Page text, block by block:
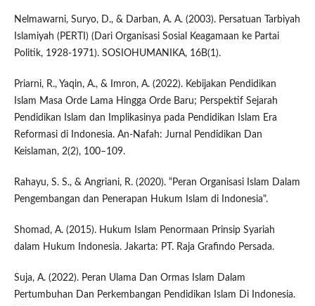
Nelmawarni, Suryo, D., & Darban, A. A. (2003). Persatuan Tarbiyah
Islamiyah (PERTI) (Dari Organisasi Sosial Keagamaan ke Partai
Politik, 1928-1971). SOSIOHUMANIKA, 16B(1).
Priarni, R., Yaqin, A., & Imron, A. (2022). Kebijakan Pendidikan
Islam Masa Orde Lama Hingga Orde Baru; Perspektif Sejarah
Pendidikan Islam dan Implikasinya pada Pendidikan Islam Era
Reformasi di Indonesia. An-Nafah: Jurnal Pendidikan Dan
Keislaman, 2(2), 100–109.
Rahayu, S. S., & Angriani, R. (2020). “Peran Organisasi Islam Dalam
Pengembangan dan Penerapan Hukum Islam di Indonesia".
Shomad, A. (2015). Hukum Islam Penormaan Prinsip Syariah
dalam Hukum Indonesia. Jakarta: PT. Raja Grafindo Persada.
Suja, A. (2022). Peran Ulama Dan Ormas Islam Dalam
Pertumbuhan Dan Perkembangan Pendidikan Islam Di Indonesia.